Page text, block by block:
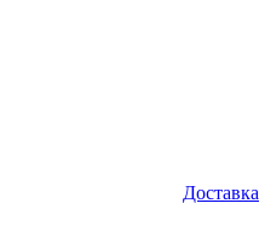
Доставка